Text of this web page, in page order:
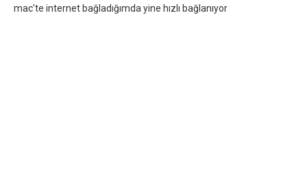
mac'te internet bağladığımda yine hızlı bağlanıyor